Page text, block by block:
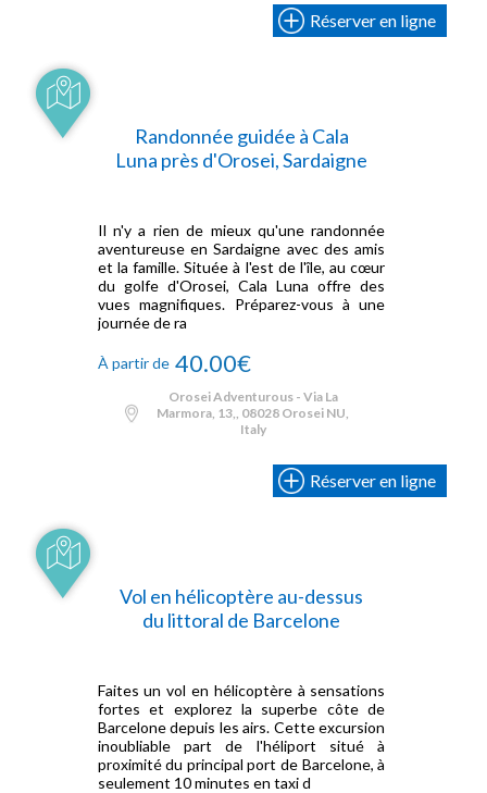
Réserver en ligne
Randonnée guidée à Cala
Luna près d'Orosei, Sardaigne
Il n'y a rien de mieux qu'une randonnée
aventureuse en Sardaigne avec des amis
et la famille. Située à l'est de l'île, au cœur
du golfe d'Orosei, Cala Luna offre des
vues magnifiques. Préparez-vous à une
journée de ra
À partir de 40.00€
Orosei Adventurous - Via La
Marmora, 13,, 08028 Orosei NU,
Italy
Réserver en ligne
Vol en hélicoptère au-dessus
du littoral de Barcelone
Faites un vol en hélicoptère à sensations
fortes et explorez la superbe côte de
Barcelone depuis les airs. Cette excursion
inoubliable part de l'héliport situé à
proximité du principal port de Barcelone, à
seulement 10 minutes en taxi d